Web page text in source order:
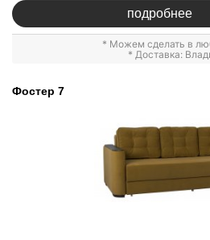
подробнее
* Можем сделать в
* Доставка:
Фостер 7